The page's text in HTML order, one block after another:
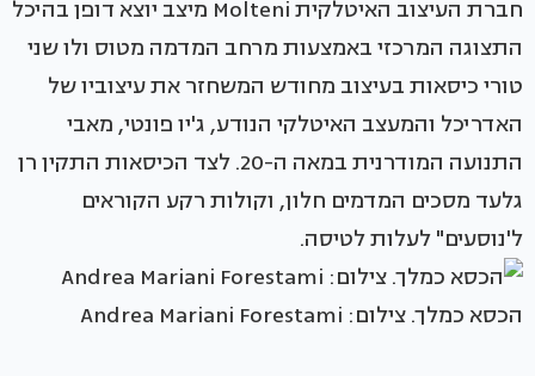
חברת העיצוב האיטלקית Molteni מיצב יוצא דופן בהיכל
התצוגה המרכזי באמצעות מרחב המדמה מטוס ולו שני
טורי כיסאות בעיצוב מחודש המשחזר את עיצוביו של
האדריכל והמעצב האיטלקי הנודע, ג'יו פונטי, מאבי
התנועה המודרנית במאה ה-20. לצד הכיסאות התקין רן
גלעד מסכים המדמים חלון, וקולות רקע הקוראים
ל'נוסעים" לעלות לטיסה.
הכסא כמלך. צילום: Andrea Mariani Forestami